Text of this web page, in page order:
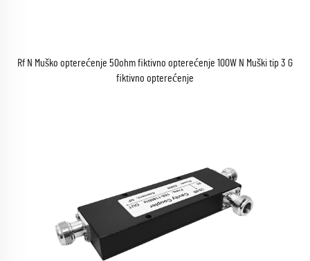
Rf N Muško opterećenje 50ohm fiktivno opterećenje 100W N Muški tip 3 G
fiktivno opterećenje